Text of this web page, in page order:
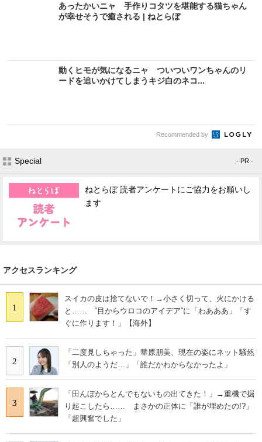
あったかいニャ 手作りコタツを堪能する猫ちゃん
が幸せそうで癒される | ねとらぼ
動くヒモが気になるニャ ついついワンちゃんのリ
ードを追いかけてしまうキジ白のネコ...
Recommended by
Special - PR -
ねとらぼ 読者アンケートにご協力をお願いし
ます
アクセスランキング
1
スイカの皮は捨てないで！→小さく切って、火にかける
と…… “目からウロコのアイデア”に「わあああ」「す
ぐに作ります！」【海外】
2
「二度見しちゃった」華原朋美、現在の姿にネット騒然
「別人のようだ…」「誰だかわからなかったよ」
3
「田んぼからとんでもないもの出てきた！」→重機で掘
り起こしたら…… まさかの正体に「誰が埋めたの!?」
「超興奮でした」